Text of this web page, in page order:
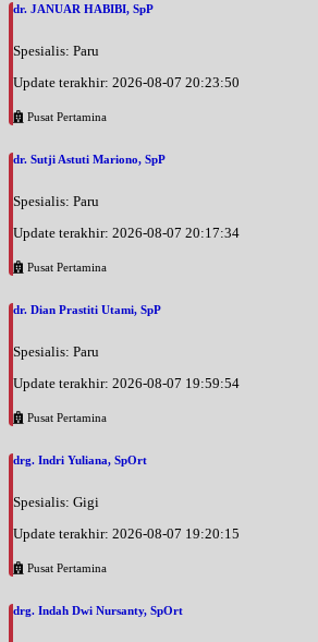
dr. JANUAR HABIBI, SpP
Spesialis: Paru
Update terakhir: 2026-08-07 20:23:50
Pusat Pertamina
dr. Sutji Astuti Mariono, SpP
Spesialis: Paru
Update terakhir: 2026-08-07 20:17:34
Pusat Pertamina
dr. Dian Prastiti Utami, SpP
Spesialis: Paru
Update terakhir: 2026-08-07 19:59:54
Pusat Pertamina
drg. Indri Yuliana, SpOrt
Spesialis: Gigi
Update terakhir: 2026-08-07 19:20:15
Pusat Pertamina
drg. Indah Dwi Nursanty, SpOrt